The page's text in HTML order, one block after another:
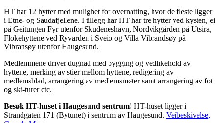
HT har 12 hytter med mulighet for overnatting, hvor de fleste ligger
i Etne- og Saudafjellene. I tillegg har HT har tre hytter ved kysten, ei
på Geitungen Fyr utenfor Skudeneshavn, Nordvikgården på Utsira,
Flokehyttene ved Ryvarden i Sveio og Villa Vibrandsøy på
Vibransøy utenfor Haugesund.
Medlemmene driver dugnad med bygging og vedlikehold av
hyttene, merking av stier mellom hyttene, redigering av
medlemsblad, arrangering av medlemsmøter samt arrangering av fot-
og ski-turer etc.
Besøk HT-huset i Haugesund sentrum! HT-huset ligger i
Strandgaten 171 (Bytunet) i sentrum av Haugesund. Veibeskivelse,